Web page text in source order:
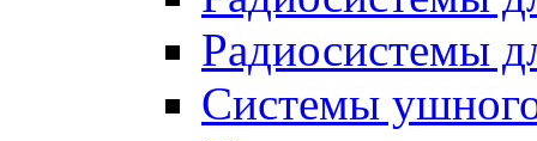
Радиосистемы
Системы